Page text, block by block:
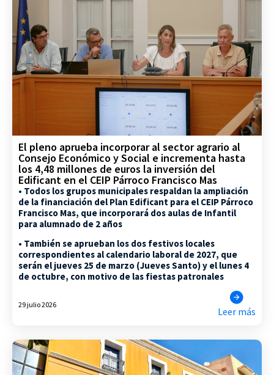
El pleno aprueba incorporar al sector agrario al
Consejo Económico y Social e incrementa hasta
los 4,48 millones de euros la inversión del
Edificant en el CEIP Párroco Francisco Mas
• Todos los grupos municipales respaldan la ampliación
de la financiación del Plan Edificant para el CEIP Párroco
Francisco Mas, que incorporará dos aulas de Infantil
para alumnado de 2 años
• También se aprueban los dos festivos locales
correspondientes al calendario laboral de 2027, que
serán el jueves 25 de marzo (Jueves Santo) y el lunes 4
de octubre, con motivo de las fiestas patronales
29 julio 2026
Leer más